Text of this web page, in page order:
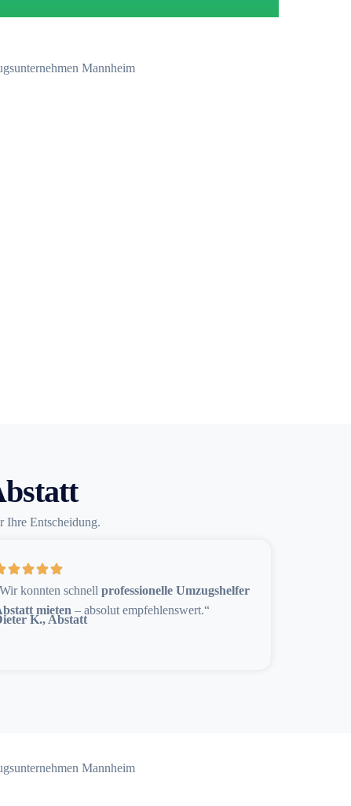
Ihre Entscheidung.
konnten schnell professionelle Umzugshelfer
mieten – absolut empfehlenswert.“
K., Abstatt